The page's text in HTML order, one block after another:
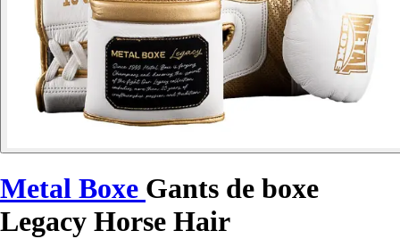
Metal Boxe Gants de boxe
Legacy Horse Hair